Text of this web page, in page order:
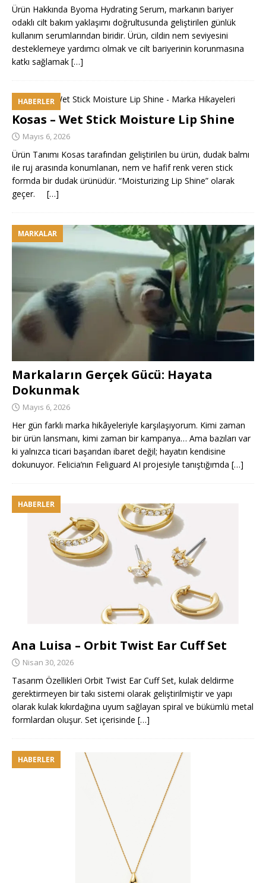
Ürün Hakkında Byoma Hydrating Serum, markanın bariyer
odaklı cilt bakım yaklaşımı doğrultusunda geliştirilen günlük
kullanım serumlarından biridir. Ürün, cildin nem seviyesini
desteklemeye yardımcı olmak ve cilt bariyerinin korunmasına
katkı sağlamak […]
HABERLER
Kosas – Wet Stick Moisture Lip Shine
Mayıs 6, 2026
Ürün Tanımı Kosas tarafından geliştirilen bu ürün, dudak balmı
ile ruj arasında konumlanan, nem ve hafif renk veren stick
formda bir dudak ürünüdür. “Moisturizing Lip Shine” olarak
geçer. […]
MARKALAR
Markaların Gerçek Gücü: Hayata
Dokunmak
Mayıs 6, 2026
Her gün farklı marka hikâyeleriyle karşılaşıyorum. Kimi zaman
bir ürün lansmanı, kimi zaman bir kampanya… Ama bazıları var
ki yalnızca ticari başarıdan ibaret değil; hayatın kendisine
dokunuyor. Felicia’nın Feliguard AI projesiyle tanıştığımda […]
HABERLER
Ana Luisa – Orbit Twist Ear Cuff Set
Nisan 30, 2026
Tasarım Özellikleri Orbit Twist Ear Cuff Set, kulak deldirme
gerektirmeyen bir takı sistemi olarak geliştirilmiştir ve yapı
olarak kulak kıkırdağına uyum sağlayan spiral ve bükümlü metal
formlardan oluşur. Set içerisinde […]
HABERLER